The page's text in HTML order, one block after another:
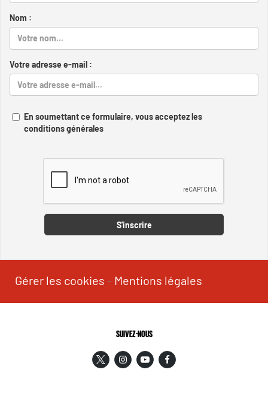
Nom :
Votre adresse e-mail :
En soumettant ce formulaire, vous acceptez les
conditions générales
S'inscrire
Gérer les cookies - Mentions légales
SUIVEZ-NOUS